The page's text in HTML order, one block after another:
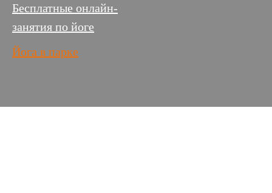
Бесплатные онлайн-
занятия по йоге
Йога в парке